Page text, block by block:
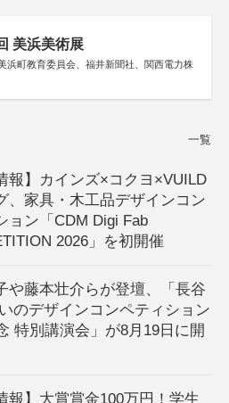
美浜美術展
浜町教育委員会、福井新聞社、関西電力株
一覧
報】カインズ×コクヨ×VUILD
、家具・木工品デザインコン
ョン「CDM Digi Fab
2026」を初開催
や藤本壮介らが登壇、「長谷
のデザインコンペティション
特別講演会」が8月19日に開
報】大賞賞金100万円！学生